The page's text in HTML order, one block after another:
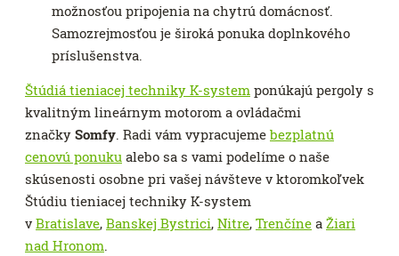
možnosťou pripojenia na chytrú domácnosť.
Samozrejmosťou je široká ponuka doplnkového
príslušenstva.
Štúdiá tieniacej techniky K-system ponúkajú pergoly s
kvalitným lineárnym motorom a ovládačmi
značky Somfy. Radi vám vypracujeme bezplatnú
cenovú ponuku alebo sa s vami podelíme o naše
skúsenosti osobne pri vašej návšteve v ktoromkoľvek
Štúdiu tieniacej techniky K-system
v Bratislave, Banskej Bystrici, Nitre, Trenčíne a Žiari
nad Hronom.